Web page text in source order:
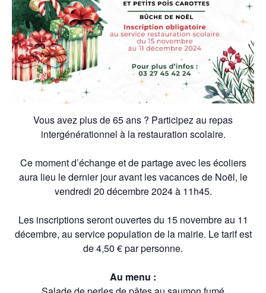
Vous avez plus de 65 ans ? Participez au repas
intergénérationnel à la restauration scolaire.
Ce moment d’échange et de partage avec les écoliers
aura lieu le dernier jour avant les vacances de Noël, le
vendredi 20 décembre 2024 à 11h45.
Les inscriptions seront ouvertes du 15 novembre au 11
décembre, au service population de la mairie. Le tarif est
de 4,50 € par personne.
Au menu :